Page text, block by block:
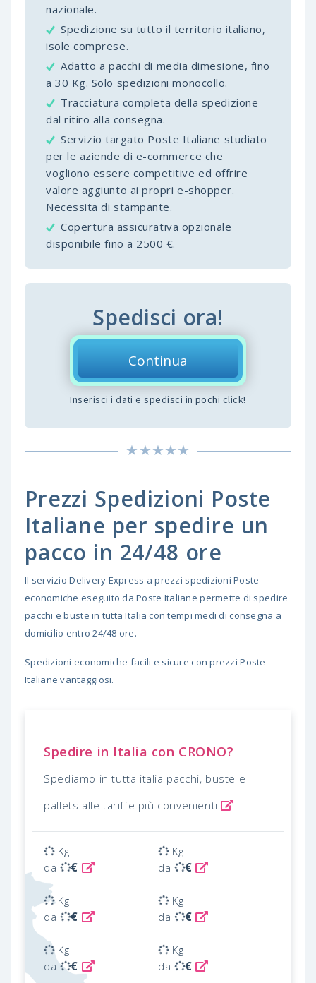
nazionale.
Spedizione su tutto il territorio italiano,
isole comprese.
Adatto a pacchi di media dimesione, fino
a 30 Kg. Solo spedizioni monocollo.
Tracciatura completa della spedizione
dal ritiro alla consegna.
Servizio targato Poste Italiane studiato
per le aziende di e-commerce che
vogliono essere competitive ed offrire
valore aggiunto ai propri e-shopper.
Necessita di stampante.
Copertura assicurativa opzionale
disponibile fino a 2500 €.
Spedisci ora!
Continua
Inserisci i dati e spedisci in pochi click!
Prezzi Spedizioni Poste
Italiane per spedire un
pacco in 24/48 ore
Il servizio Delivery Express a prezzi spedizioni Poste
economiche eseguito da Poste Italiane permette di spedire
pacchi e buste in tuttaItalia con tempi medi di consegna a
domicilio entro 24/48 ore.
Spedizioni economiche facili e sicure con prezzi Poste
Italiane vantaggiosi.
Spedire in Italia con CRONO?
Spediamo in tutta italia pacchi, buste e
pallets alle tariffe più convenienti
Kg
da
€
Kg
da
€
Kg
da
€
Kg
da
€
Kg
da
€
Kg
da
€